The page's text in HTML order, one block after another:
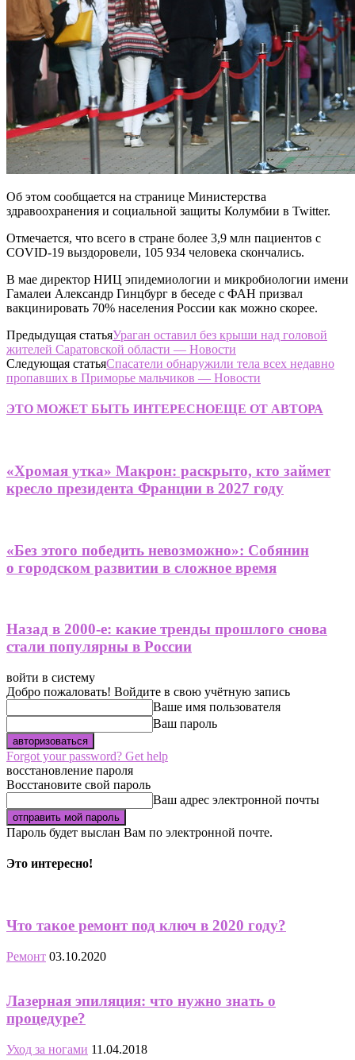
Об этом сообщается на странице Министерства
здравоохранения и социальной защиты Колумбии в Twitter.
Отмечается, что всего в стране более 3,9 млн пациентов с
COVID-19 выздоровели, 105 934 человека скончались.
В мае директор НИЦ эпидемиологии и микробиологии имени
Гамалеи Александр Гинцбург в беседе с ФАН призвал
вакцинировать 70% населения России как можно скорее.
Предыдущая статьяУраган оставил без крыши над головой
жителей Саратовской области — Новости
Следующая статьяСпасатели обнаружили тела всех недавно
пропавших в Приморье мальчиков — Новости
ЭТО МОЖЕТ БЫТЬ ИНТЕРЕСНОЕЩЕ ОТ АВТОРА
«Хромая утка» Макрон: раскрыто, кто займет
кресло президента Франции в 2027 году
«Без этого победить невозможно»: Собянин
о городском развитии в сложное время
Назад в 2000-е: какие тренды прошлого снова
стали популярны в России
войти в систему
Добро пожаловать! Войдите в свою учётную запись
Ваше имя пользователя
Ваш пароль
Forgot your password? Get help
восстановление пароля
Восстановите свой пароль
Ваш адрес электронной почты
Пароль будет выслан Вам по электронной почте.
Это интересно!
Что такое ремонт под ключ в 2020 году?
Ремонт 03.10.2020
Лазерная эпиляция: что нужно знать о
процедуре?
Уход за ногами 11.04.2018